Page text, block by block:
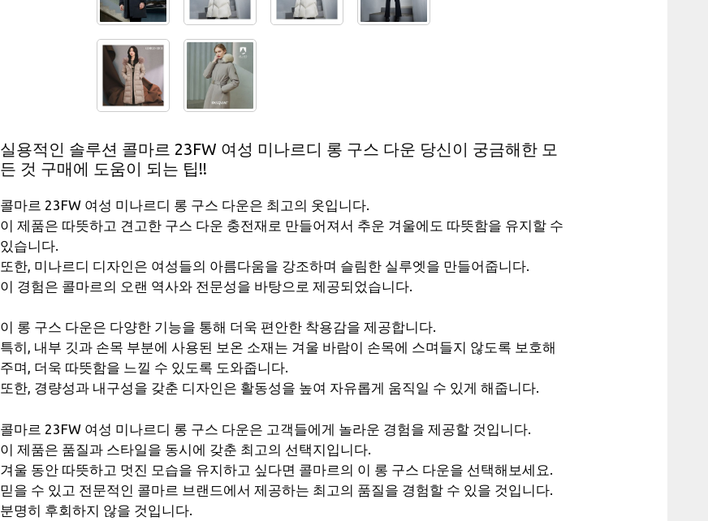
실용적인 솔루션 콜마르 23FW 여성 미나르디 롱 구스 다운 당신이 궁금해한 모
든 것 구매에 도움이 되는 팁!!
콜마르 23FW 여성 미나르디 롱 구스 다운은 최고의 옷입니다.
이 제품은 따뜻하고 견고한 구스 다운 충전재로 만들어져서 추운 겨울에도 따뜻함을 유지할 수
있습니다.
또한, 미나르디 디자인은 여성들의 아름다움을 강조하며 슬림한 실루엣을 만들어줍니다.
이 경험은 콜마르의 오랜 역사와 전문성을 바탕으로 제공되었습니다.
이 롱 구스 다운은 다양한 기능을 통해 더욱 편안한 착용감을 제공합니다.
특히, 내부 깃과 손목 부분에 사용된 보온 소재는 겨울 바람이 손목에 스며들지 않도록 보호해
주며, 더욱 따뜻함을 느낄 수 있도록 도와줍니다.
또한, 경량성과 내구성을 갖춘 디자인은 활동성을 높여 자유롭게 움직일 수 있게 해줍니다.
콜마르 23FW 여성 미나르디 롱 구스 다운은 고객들에게 놀라운 경험을 제공할 것입니다.
이 제품은 품질과 스타일을 동시에 갖춘 최고의 선택지입니다.
겨울 동안 따뜻하고 멋진 모습을 유지하고 싶다면 콜마르의 이 롱 구스 다운을 선택해보세요.
믿을 수 있고 전문적인 콜마르 브랜드에서 제공하는 최고의 품질을 경험할 수 있을 것입니다.
분명히 후회하지 않을 것입니다.